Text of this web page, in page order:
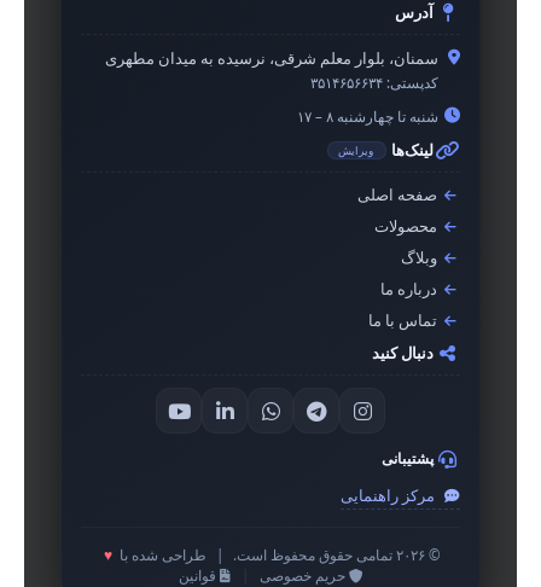
آدرس
سمنان، بلوار معلم شرقی، نرسیده به میدان مطهری
کدپستی: ۳۵۱۴۶۵۶۶۳۴
شنبه تا چهارشنبه ۸ – ۱۷
لینک‌ها ویرایش
صفحه اصلی
محصولات
وبلاگ
درباره ما
تماس با ما
دنبال کنید
پشتیبانی
مرکز راهنمایی
© ۲۰۲۶ تمامی حقوق محفوظ است. طراحی شده با ♥
حریم خصوصی
قوانین